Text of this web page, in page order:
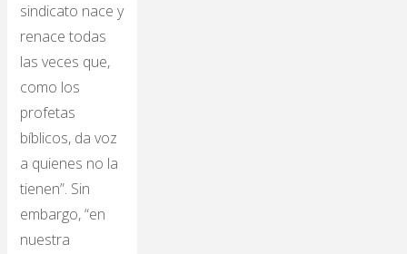
sindicato nace y
renace todas
las veces que,
como los
profetas
bíblicos, da voz
a quienes no la
tienen”. Sin
embargo, “en
nuestra